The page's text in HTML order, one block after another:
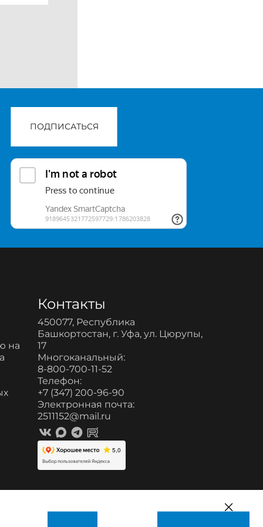
ПОДПИСАТЬСЯ
на
Контакты
450077, Республика
Башкортостан, г. Уфа, ул. Цюрупы,
17
Многоканальный:
8-800-700-11-52
Телефон:
+7 (347) 200-96-90
Электронная почта:
2511152@mail.ru